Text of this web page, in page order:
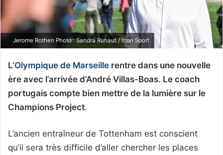
Jerome Rothen Photo : Sandra Ruhaut / Icon Sport
L’Olympique de Marseille rentre dans une nouvelle
ère avec l’arrivée d’André Villas-Boas. Le coach
portugais compte bien mettre de la lumière sur le
Champions Project.
L’ancien entraîneur de Tottenham est conscient
qu’il sera très difficile d’aller chercher les places